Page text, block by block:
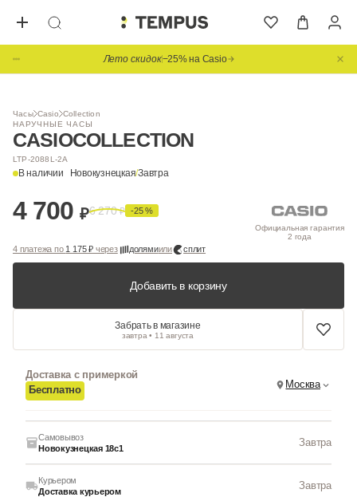
Лето скидок−25% на Casio
Часы Casio Collection
НАРУЧНЫЕ ЧАСЫ
CASIOCOLLECTION
LTP-2088L-2A
В наличии Новокузнецкая/Завтра
4 700 ₽6 270₽ -25 %
Официальная гарантия
2 года
4 платежа по 1 175 ₽через долямиили сплит
Добавить в корзину
Забрать в магазине
завтра • 11 августа
Доставка с примеркой
Бесплатно
Москва
Самовывоз
Новокузнецкая 18с1
Завтра
Курьером
Доставка курьером
Завтра